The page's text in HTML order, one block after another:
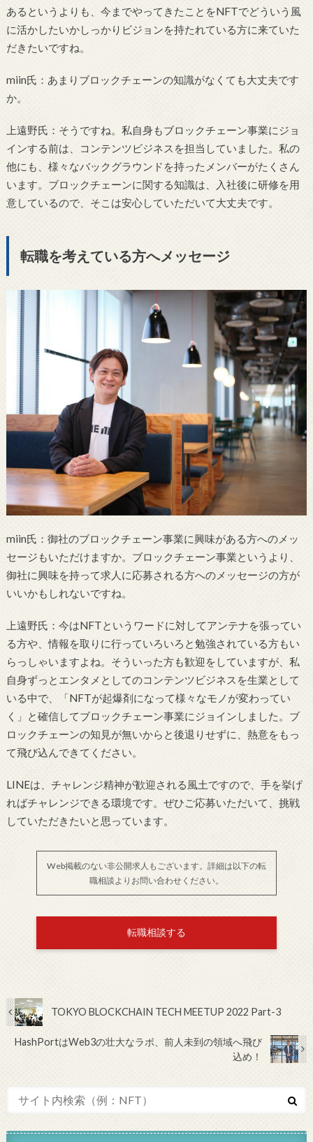
あるというよりも、今までやってきたことをNFTでどういう風
に活かしたいかしっかりビジョンを持たれている方に来ていた
だきたいですね。
miin氏：あまりブロックチェーンの知識がなくても大丈夫です
か。
上遠野氏：そうですね。私自身もブロックチェーン事業にジョ
インする前は、コンテンツビジネスを担当していました。私の
他にも、様々なバックグラウンドを持ったメンバーがたくさん
います。ブロックチェーンに関する知識は、入社後に研修を用
意しているので、そこは安心していただいて大丈夫です。
転職を考えている方へメッセージ
miin氏：御社のブロックチェーン事業に興味がある方へのメッ
セージもいただけますか。ブロックチェーン事業というより、
御社に興味を持って求人に応募される方へのメッセージの方が
いいかもしれないですね。
上遠野氏：今はNFTというワードに対してアンテナを張ってい
る方や、情報を取りに行っていろいろと勉強されている方もい
らっしゃいますよね。そういった方も歓迎をしていますが、私
自身ずっとエンタメとしてのコンテンツビジネスを生業として
いる中で、「NFTが起爆剤になって様々なモノが変わってい
く」と確信してブロックチェーン事業にジョインしました。ブ
ロックチェーンの知見が無いからと後退りせずに、熱意をもっ
て飛び込んできてください。
LINEは、チャレンジ精神が歓迎される風土ですので、手を挙げ
ればチャレンジできる環境です。ぜひご応募いただいて、挑戦
していただきたいと思っています。
Web掲載のない非公開求人もございます。詳細は以下の転
職相談よりお問い合わせください。
転職相談する
TOKYO BLOCKCHAIN TECH MEETUP 2022 Part-3
HashPortはWeb3の壮大なラボ、前人未到の領域へ飛び
込め！